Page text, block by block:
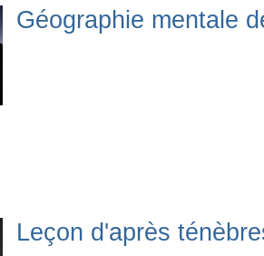
Géographie mentale
Leçon d'après